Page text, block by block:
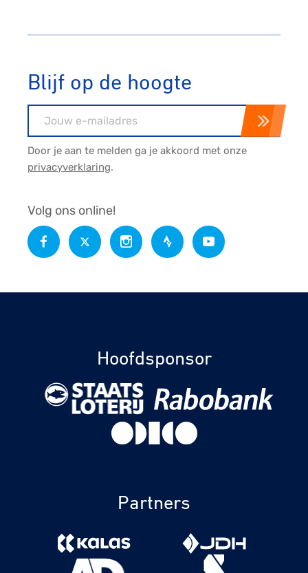
Blijf op de hoogte
Door je aan te melden ga je akkoord met onze
privacyverklaring.
Volg ons online!
Hoofdsponsor
Partners